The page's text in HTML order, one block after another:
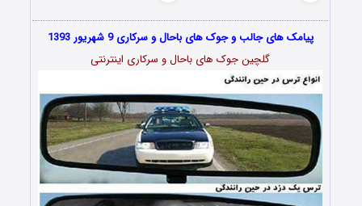
پیامک های جالب و جوک های باحال و سرکاری 9 شهریور 1393
گلچین جوک های باحال و سرکاری اینترنتی